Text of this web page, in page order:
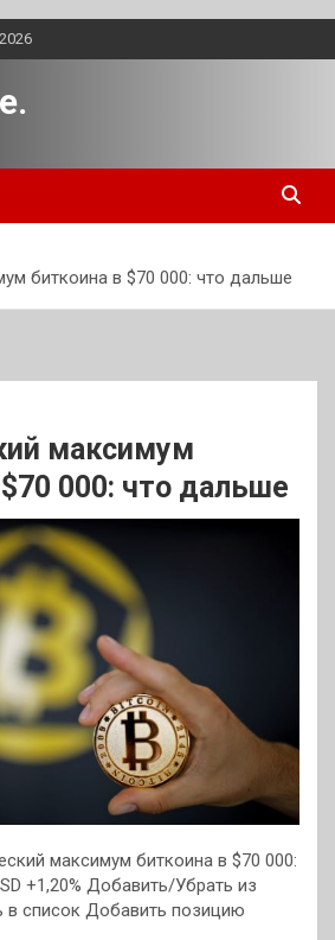
биткоина в $70 000: что дальше
максимум
000: что дальше
максимум биткоина в $70 000:
+1,20% Добавить/Убрать из
в список Добавить позицию